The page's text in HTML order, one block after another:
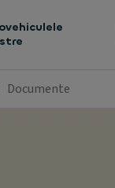
Documente